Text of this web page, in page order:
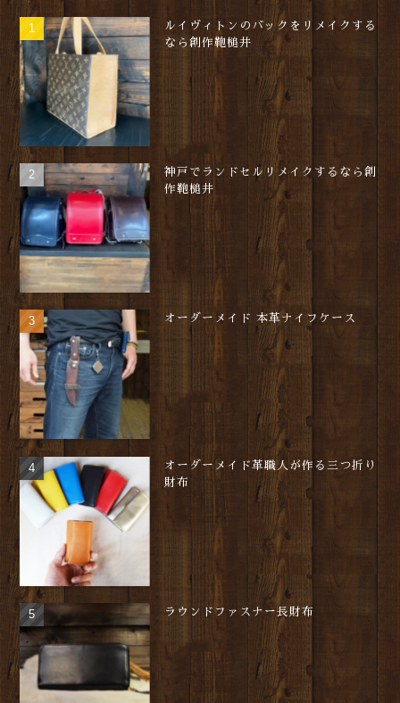
ルイヴィトンのバックをリメイクする
なら創作鞄槌井
神戸でランドセルリメイクするなら創
作鞄槌井
オーダーメイド 本革ナイフケース
オーダーメイド革職人が作る三つ折り
財布
ラウンドファスナー長財布